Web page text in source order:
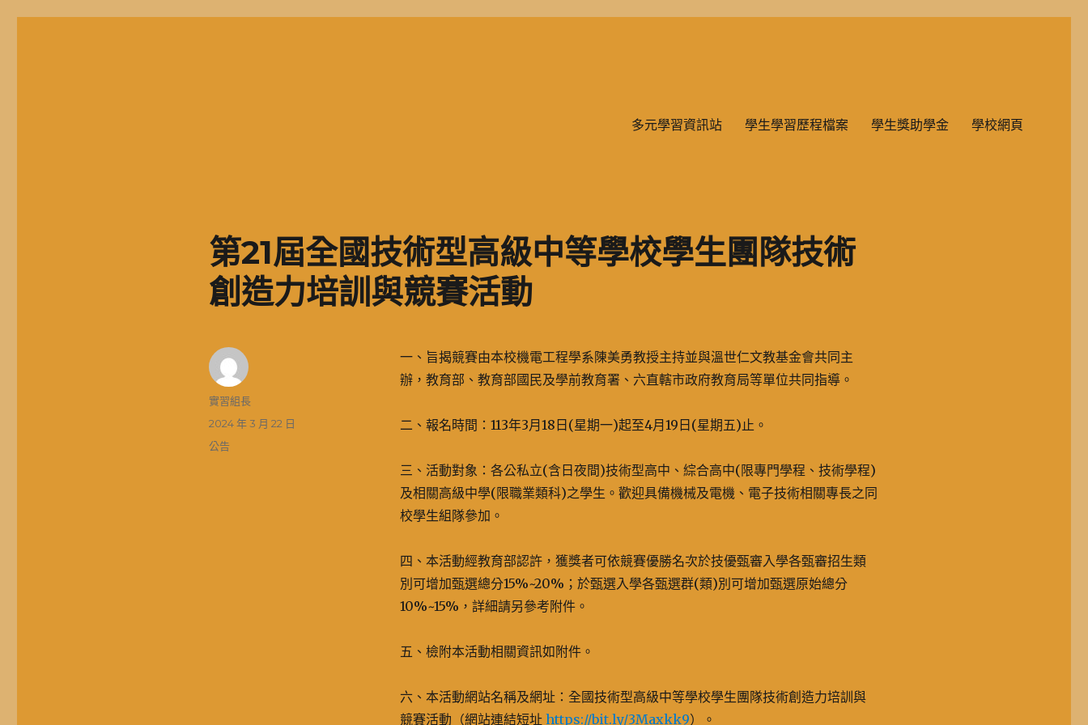
多元學習資訊站 學生學習歷程檔案 學生獎助學金 學校網頁
第21屆全國技術型高級中等學校學生團隊技術
創造力培訓與競賽活動
一、旨揭競賽由本校機電工程學系陳美勇教授主持並與溫世仁文教基金會共同主
辦，教育部、教育部國民及學前教育署、六直轄市政府教育局等單位共同指導。
二、報名時間：113年3月18日(星期一)起至4月19日(星期五)止。
三、活動對象：各公私立(含日夜間)技術型高中、綜合高中(限專門學程、技術學程)
及相關高級中學(限職業類科)之學生。歡迎具備機械及電機、電子技術相關專長之同
校學生組隊參加。
四、本活動經教育部認許，獲獎者可依競賽優勝名次於技優甄審入學各甄審招生類
別可增加甄選總分15%~20%；於甄選入學各甄選群(類)別可增加甄選原始總分
10%~15%，詳細請另參考附件。
五、檢附本活動相關資訊如附件。
六、本活動網站名稱及網址：全國技術型高級中等學校學生團隊技術創造力培訓與
競賽活動（網站連結短址https://bit.ly/3Maxkk9）。
作
實習組長
發
佈
2024 年 3 月 22 日
分
公告